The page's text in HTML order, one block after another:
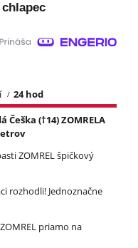
24 hod
(†14) ZOMRELA
ZOMREL špičkový
rozhodli! Jednoznačne
priamo na